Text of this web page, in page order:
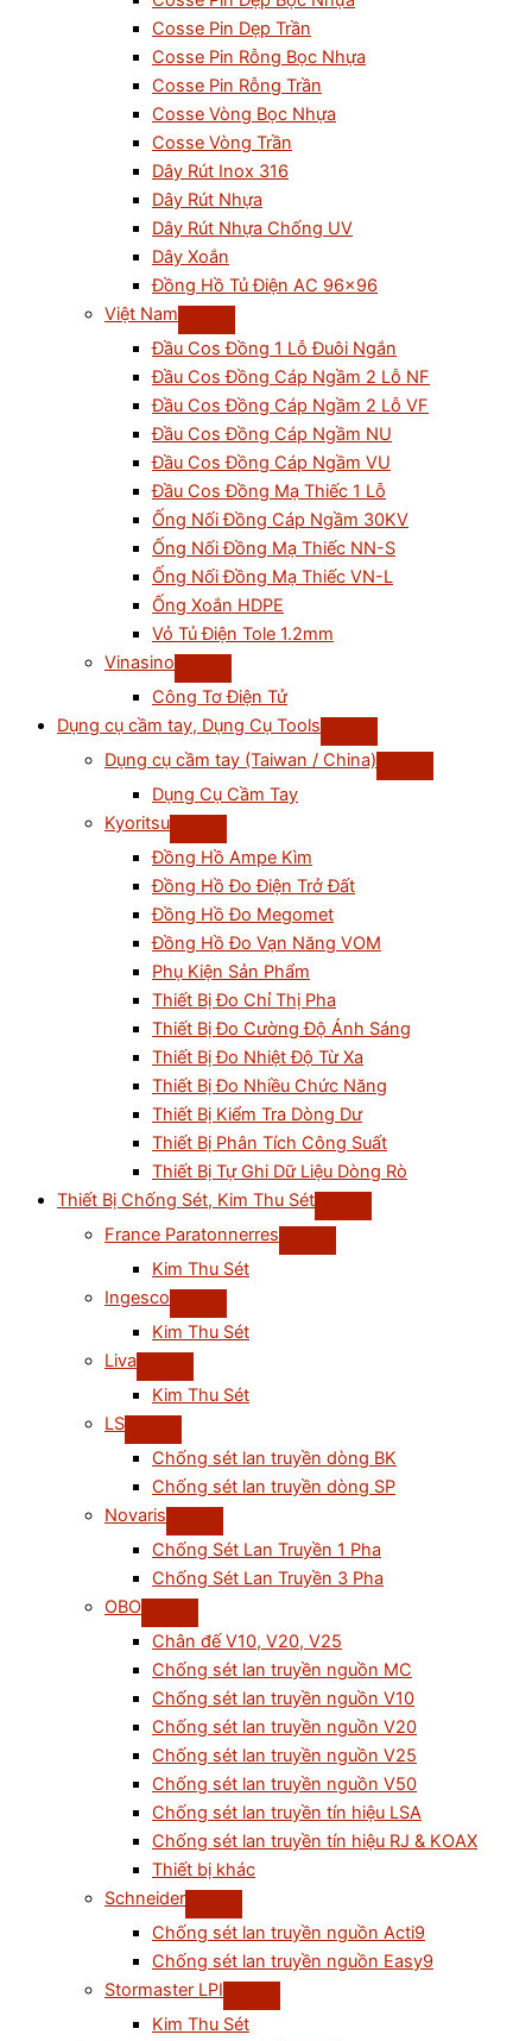
Cosse Pin Dẹp Trần
Cosse Pin Rỗng Bọc Nhựa
Cosse Pin Rỗng Trần
Cosse Vòng Bọc Nhựa
Cosse Vòng Trần
Dây Rút Inox 316
Dây Rút Nhựa
Dây Rút Nhựa Chống UV
Dây Xoắn
Đồng Hồ Tủ Điện AC 96×96
Việt Nam
Đầu Cos Đồng 1 Lỗ Đuôi Ngắn
Đầu Cos Đồng Cáp Ngầm 2 Lỗ NF
Đầu Cos Đồng Cáp Ngầm 2 Lỗ VF
Đầu Cos Đồng Cáp Ngầm NU
Đầu Cos Đồng Cáp Ngầm VU
Đầu Cos Đồng Mạ Thiếc 1 Lỗ
Ống Nối Đồng Cáp Ngầm 30KV
Ống Nối Đồng Mạ Thiếc NN-S
Ống Nối Đồng Mạ Thiếc VN-L
Ống Xoắn HDPE
Vỏ Tủ Điện Tole 1.2mm
Vinasino
Công Tơ Điện Tử
Dụng cụ cầm tay, Dụng Cụ Tools
Dụng cụ cầm tay (Taiwan / China)
Dụng Cụ Cầm Tay
Kyoritsu
Đồng Hồ Ampe Kìm
Đồng Hồ Đo Điện Trở Đất
Đồng Hồ Đo Megomet
Đồng Hồ Đo Vạn Năng VOM
Phụ Kiện Sản Phẩm
Thiết Bị Đo Chỉ Thị Pha
Thiết Bị Đo Cường Độ Ánh Sáng
Thiết Bị Đo Nhiệt Độ Từ Xa
Thiết Bị Đo Nhiều Chức Năng
Thiết Bị Kiểm Tra Dòng Dư
Thiết Bị Phân Tích Công Suất
Thiết Bị Tự Ghi Dữ Liệu Dòng Rò
Thiết Bị Chống Sét, Kim Thu Sét
France Paratonnerres
Kim Thu Sét
Ingesco
Kim Thu Sét
Liva
Kim Thu Sét
LS
Chống sét lan truyền dòng BK
Chống sét lan truyền dòng SP
Novaris
Chống Sét Lan Truyền 1 Pha
Chống Sét Lan Truyền 3 Pha
OBO
Chân đế V10, V20, V25
Chống sét lan truyền nguồn MC
Chống sét lan truyền nguồn V10
Chống sét lan truyền nguồn V20
Chống sét lan truyền nguồn V25
Chống sét lan truyền nguồn V50
Chống sét lan truyền tín hiệu LSA
Chống sét lan truyền tín hiệu RJ & KOAX
Thiết bị khác
Schneider
Chống sét lan truyền nguồn Acti9
Chống sét lan truyền nguồn Easy9
Stormaster LPI
Kim Thu Sét